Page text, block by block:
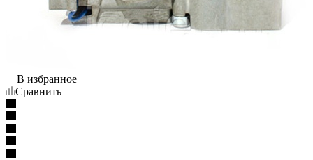
В избранное
Сравнить